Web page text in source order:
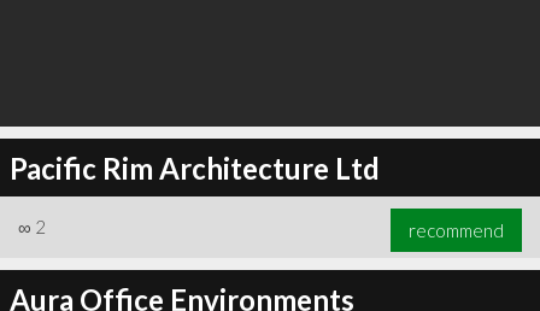
Pacific Rim Architecture Ltd
∞ 2 recommend
Aura Office Environments